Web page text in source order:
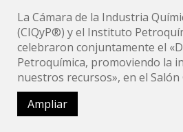
La Cámara de la Industria
(CIQyP®) y el Instituto
celebraron conjuntamente el
Petroquímica, promoviendo la
nuestros recursos», en el Salón
Ampliar